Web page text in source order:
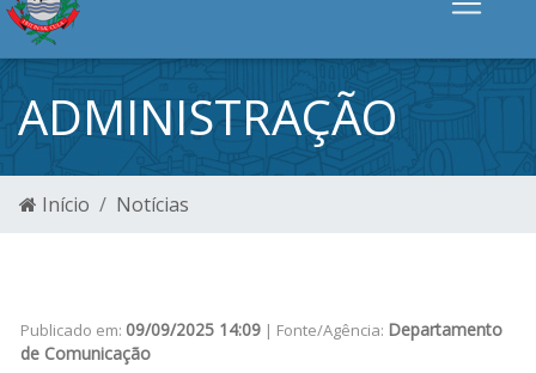
ADMINISTRAÇÃO
Início Notícias
Publicado em: 09/09/2025 14:09 | Fonte/Agência: Departamento
de Comunicação